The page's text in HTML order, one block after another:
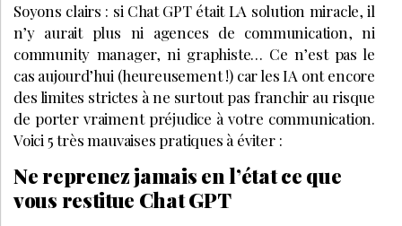
Soyons clairs : si Chat GPT était LA solution miracle, il
n’y aurait plus ni agences de communication, ni
community manager, ni graphiste… Ce n’est pas le
cas aujourd’hui (heureusement !) car les IA ont encore
des limites strictes à ne surtout pas franchir au risque
de porter vraiment préjudice à votre communication.
Voici 5 très mauvaises pratiques à éviter :
Ne reprenez jamais en l’état ce que
vous restitue Chat GPT